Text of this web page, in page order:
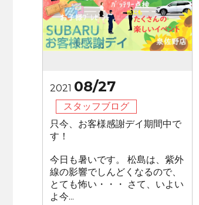
2021 08/27
スタッフブログ
只今、お客様感謝デイ期間中で
す！
今日も暑いです。 松島は、紫外
線の影響でしんどくなるので、
とても怖い・・・ さて、いよい
よ今...